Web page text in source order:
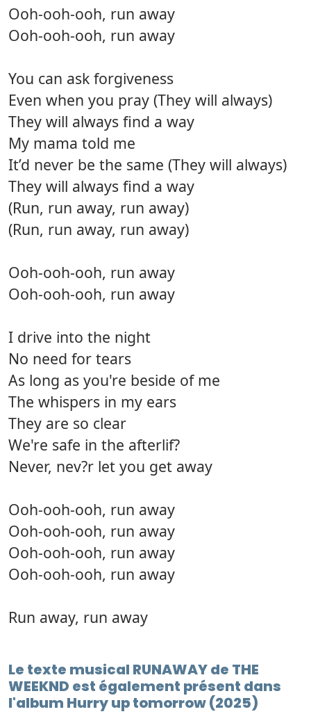
Ooh-ooh-ooh, run away
Ooh-ooh-ooh, run away
You can ask forgiveness
Even when you pray (They will always)
They will always find a way
My mama told me
It’d never be the same (They will always)
They will always find a way
(Run, run away, run away)
(Run, run away, run away)
Ooh-ooh-ooh, run away
Ooh-ooh-ooh, run away
I drive into the night
No need for tears
As long as you're beside of me
The whispers in my ears
They are so clear
We're safe in the afterlif?
Never, nev?r let you get away
Ooh-ooh-ooh, run away
Ooh-ooh-ooh, run away
Ooh-ooh-ooh, run away
Ooh-ooh-ooh, run away
Run away, run away
Le texte musical RUNAWAY de THE
WEEKND est également présent dans
l'album Hurry up tomorrow (2025)